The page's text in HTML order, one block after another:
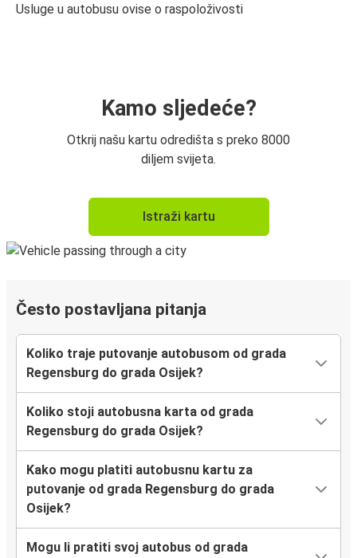
Usluge u autobusu ovise o raspoloživosti
Kamo sljedeće?
Otkrij našu kartu odredišta s preko 8000
diljem svijeta.
Istraži kartu
Često postavljana pitanja
Koliko traje putovanje autobusom od grada
Regensburg do grada Osijek?
Koliko stoji autobusna karta od grada
Regensburg do grada Osijek?
Kako mogu platiti autobusnu kartu za
putovanje od grada Regensburg do grada
Osijek?
Mogu li pratiti svoj autobus od grada